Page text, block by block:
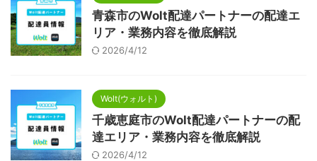
青森市のWolt配達パートナーの配達エ
リア・業務内容を徹底解説
2026/4/12
Wolt(ウォルト)
千歳恵庭市のWolt配達パートナーの配
達エリア・業務内容を徹底解説
2026/4/12